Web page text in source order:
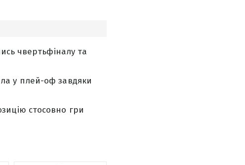
чвертьфіналу та
у плей-оф завдяки
стосовно гри